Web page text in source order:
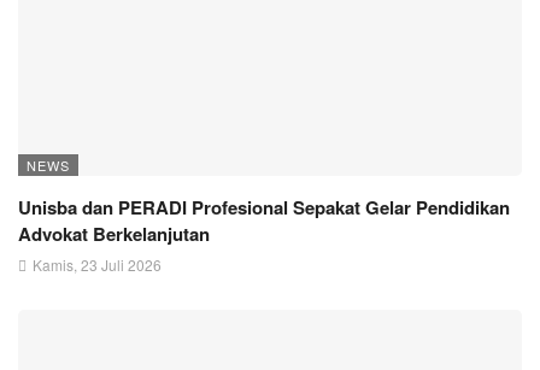
NEWS
Unisba dan PERADI Profesional Sepakat Gelar Pendidikan
Advokat Berkelanjutan
Kamis, 23 Juli 2026